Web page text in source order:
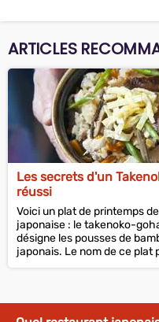
ARTICLES
Les secrets d'un
réussi
Voici un plat de printemps
japonaise : le takenoko-
désigne les pousses de
japonais. Le nom de ce plat
traduit en...